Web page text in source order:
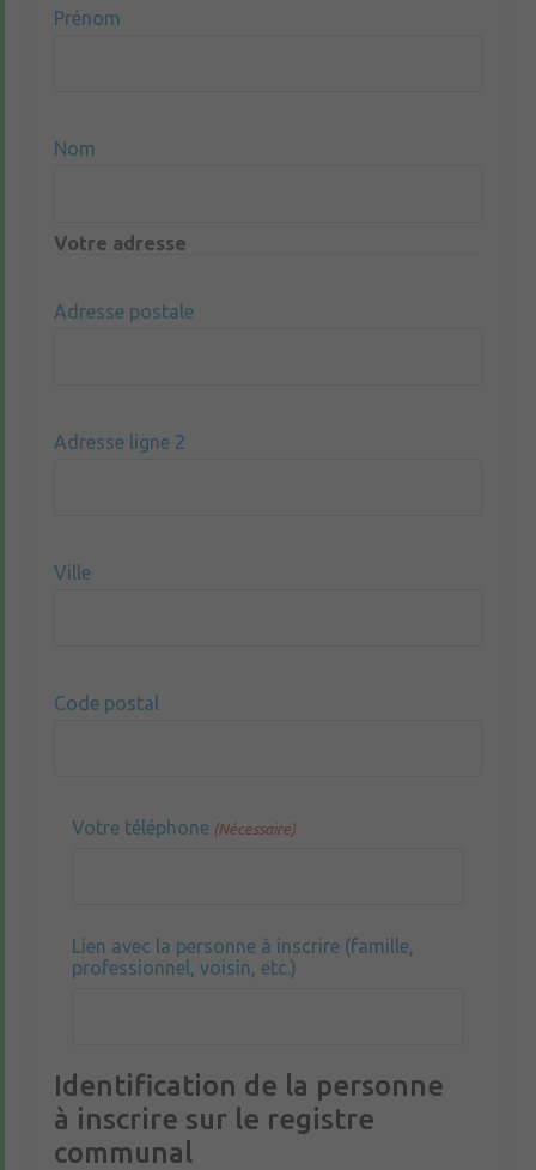
Prénom
Nom
Votre adresse
Adresse postale
Adresse ligne 2
Ville
Code postal
Votre téléphone (Nécessaire)
Lien avec la personne à inscrire (famille,
professionnel, voisin, etc.)
Identification de la personne
à inscrire sur le registre
communal